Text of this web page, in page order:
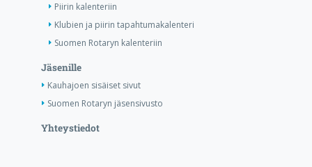
Piirin kalenteriin
Klubien ja piirin tapahtumakalenteri
Suomen Rotaryn kalenteriin
Jäsenille
Kauhajoen sisäiset sivut
Suomen Rotaryn jäsensivusto
Yhteystiedot